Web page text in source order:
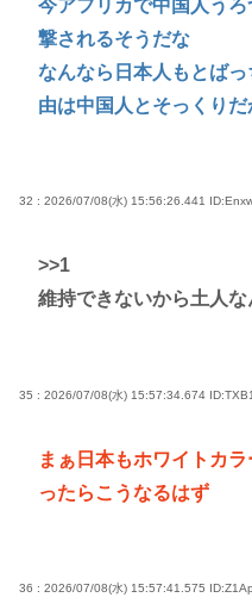
今アフリカで中国人う
撃されるそうだな
なんなら日本人もとば
由は中国人とそっくりだ
32 : 2026/07/08(水) 15:56:26.441
>>1
維持できないから土人な
35 : 2026/07/08(水) 15:57:34.674
まぁ日本もホワイトカ
ったらこうなるはず
36 : 2026/07/08(水) 15:57:41.575